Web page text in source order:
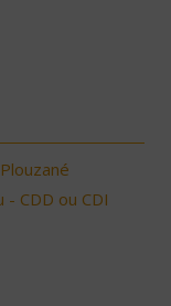
CDD ou CDI